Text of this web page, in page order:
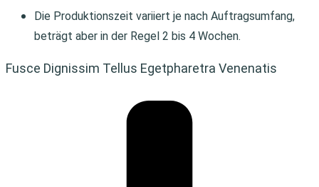
Die Produktionszeit variiert je nach Auftragsumfang,
beträgt aber in der Regel 2 bis 4 Wochen.
Fusce Dignissim Tellus Egetpharetra Venenatis